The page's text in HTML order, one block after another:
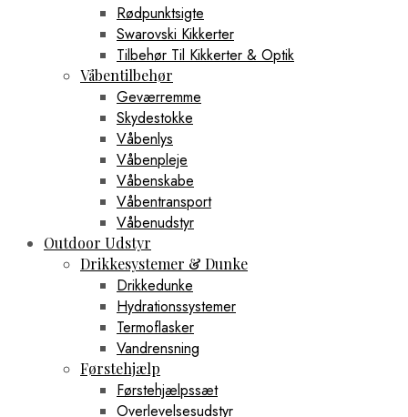
Rødpunktsigte
Swarovski Kikkerter
Tilbehør Til Kikkerter & Optik
Våbentilbehør
Geværremme
Skydestokke
Våbenlys
Våbenpleje
Våbenskabe
Våbentransport
Våbenudstyr
Outdoor Udstyr
Drikkesystemer & Dunke
Drikkedunke
Hydrationssystemer
Termoflasker
Vandrensning
Førstehjælp
Førstehjælpssæt
Overlevelsesudstyr